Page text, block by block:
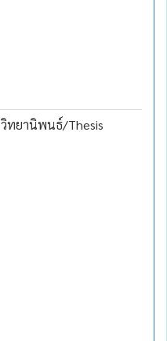
วิทยานิพนธ์/Thesis